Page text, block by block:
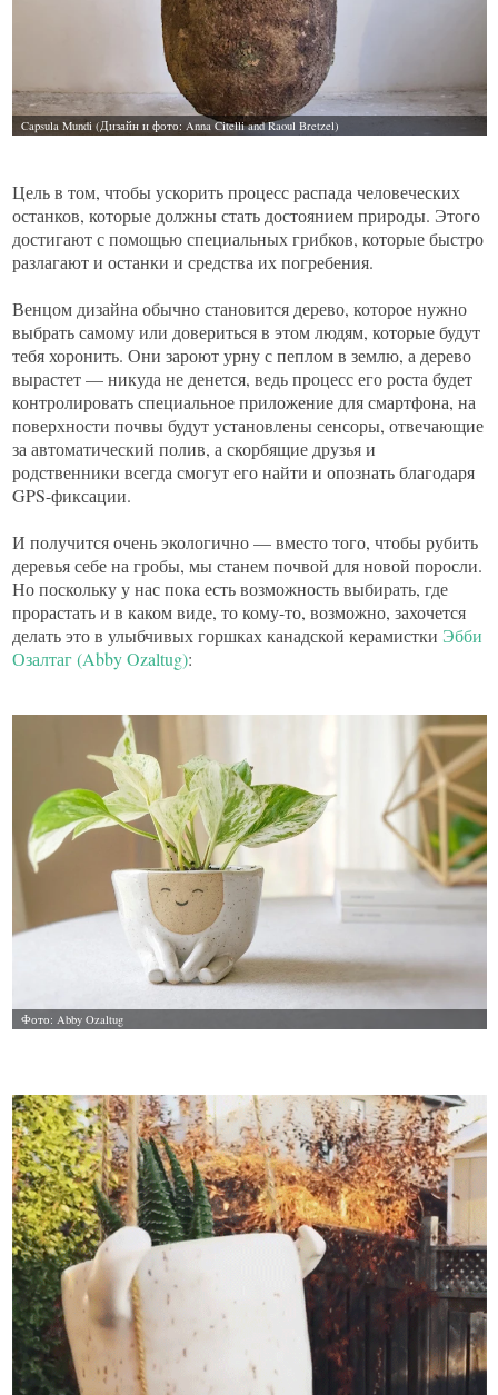
Цель в том, чтобы ускорить процесс распада человеческих
останков, которые должны стать достоянием природы. Этого
достигают с помощью специальных грибков, которые быстро
разлагают и останки и средства их погребения.
Венцом дизайна обычно становится дерево, которое нужно
выбрать самому или довериться в этом людям, которые будут
тебя хоронить. Они зароют урну с пеплом в землю, а дерево
вырастет — никуда не денется, ведь процесс его роста будет
контролировать специальное приложение для смартфона, на
поверхности почвы будут установлены сенсоры, отвечающие
за автоматический полив, а скорбящие друзья и
родственники всегда смогут его найти и опознать благодаря
GPS-фиксации.
И получится очень экологично — вместо того, чтобы рубить
деревья себе на гробы, мы станем почвой для новой поросли.
Но поскольку у нас пока есть возможность выбирать, где
прорастать и в каком виде, то кому-то, возможно, захочется
делать это в улыбчивых горшках канадской керамистки Эбби
Озалтаг (Abby Ozaltug):